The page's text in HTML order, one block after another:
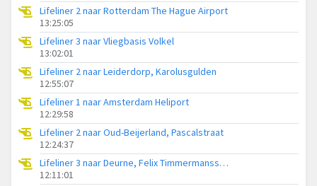
Lifeliner 2 naar Rotterdam The Hague Airport
13:25:05
Lifeliner 3 naar Vliegbasis Volkel
13:02:01
Lifeliner 2 naar Leiderdorp, Karolusgulden
12:55:07
Lifeliner 1 naar Amsterdam Heliport
12:29:58
Lifeliner 2 naar Oud-Beijerland, Pascalstraat
12:24:37
Lifeliner 3 naar Deurne, Felix Timmermansstraat
12:11:01